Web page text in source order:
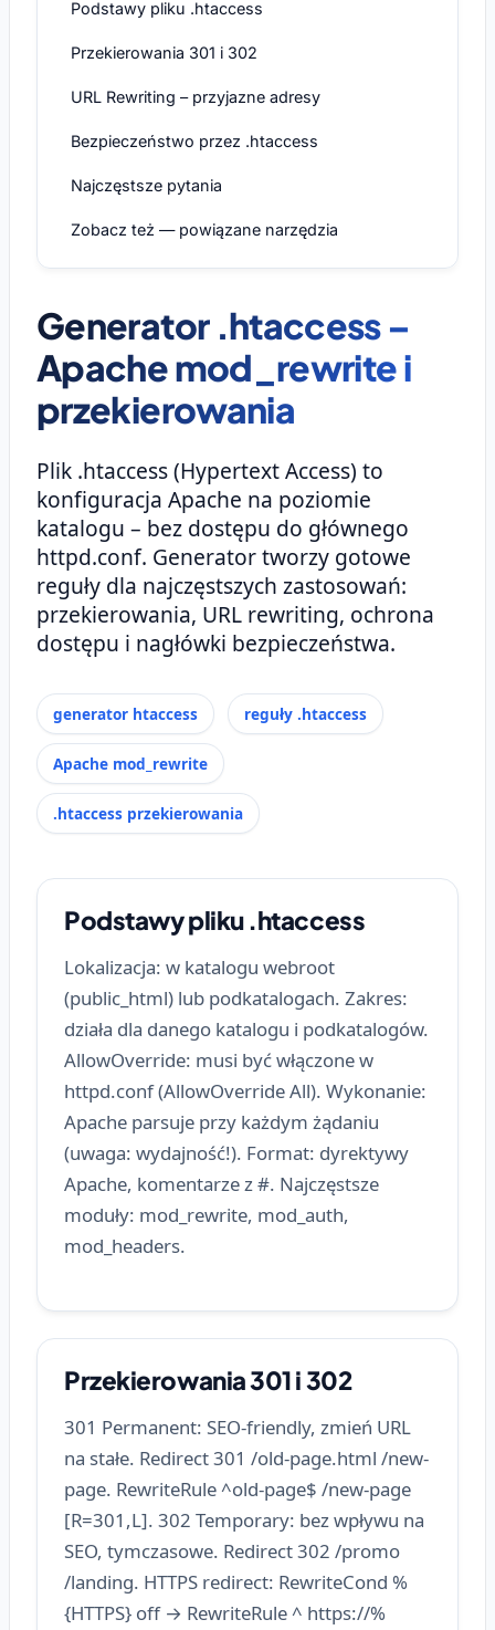
Podstawy pliku .htaccess
Przekierowania 301 i 302
URL Rewriting – przyjazne adresy
Bezpieczeństwo przez .htaccess
Najczęstsze pytania
Zobacz też — powiązane narzędzia
Generator .htaccess –
Apache mod_rewrite i
przekierowania
Plik .htaccess (Hypertext Access) to
konfiguracja Apache na poziomie
katalogu – bez dostępu do głównego
httpd.conf. Generator tworzy gotowe
reguły dla najczęstszych zastosowań:
przekierowania, URL rewriting, ochrona
dostępu i nagłówki bezpieczeństwa.
generator htaccess reguły .htaccess
Apache mod_rewrite
.htaccess przekierowania
Podstawy pliku .htaccess
Lokalizacja: w katalogu webroot
(public_html) lub podkatalogach. Zakres:
działa dla danego katalogu i podkatalogów.
AllowOverride: musi być włączone w
httpd.conf (AllowOverride All). Wykonanie:
Apache parsuje przy każdym żądaniu
(uwaga: wydajność!). Format: dyrektywy
Apache, komentarze z #. Najczęstsze
moduły: mod_rewrite, mod_auth,
mod_headers.
Przekierowania 301 i 302
301 Permanent: SEO-friendly, zmień URL
na stałe. Redirect 301 /old-page.html /new-
page. RewriteRule ^old-page$ /new-page
[R=301,L]. 302 Temporary: bez wpływu na
SEO, tymczasowe. Redirect 302 /promo
/landing. HTTPS redirect: RewriteCond %
{HTTPS} off → RewriteRule ^ https://%